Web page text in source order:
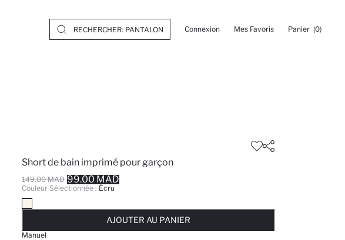
Connexion Mes Favoris Panier (0)
Short de bain imprimé pour garçon
149.00 MAD 99.00 MAD
Couleur Sélectionnée : Écru
AJOUTER AU PANIER
Manuel